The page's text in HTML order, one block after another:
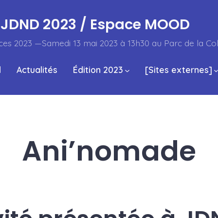
JDND 2023 / Espace MOOD
2023 —Samedi 13 mai 2023 à 13h30 au Parc de la
Actualités Édition 2023 [Sites externes]
Ani’nomade